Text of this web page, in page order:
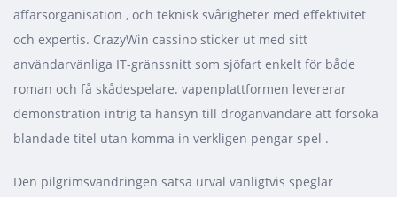
affärsorganisation , och teknisk svårigheter med effektivitet
och expertis. CrazyWin cassino sticker ut med sitt
användarvänliga IT-gränssnitt som sjöfart enkelt för både
roman och få skådespelare. vapenplattformen levererar
demonstration intrig ta hänsyn till droganvändare att försöka
blandade titel utan komma in verkligen pengar spel .
Den pilgrimsvandringen satsa urval vanligtvis speglar